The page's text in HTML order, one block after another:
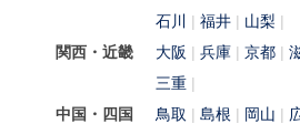
石川
福井
山梨
関西・近畿
大阪 兵庫 京都
三重
中国・四国
鳥取 島根 岡山